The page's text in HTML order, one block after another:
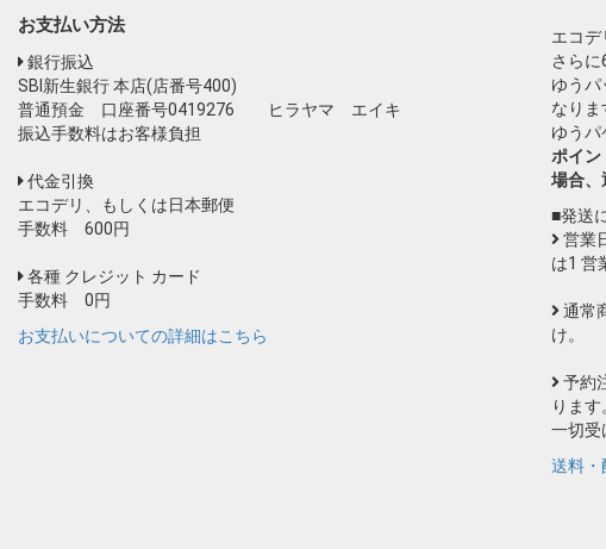
お支払い方法
銀行振込
SBI新生銀行 本店(店番号400)
普通預金 口座番号0419276 ヒラヤマ エイキ
振込手数料はお客様負担
代金引換
エコデリ、もしくは日本郵便
手数料 600円
各種 クレジット カード
手数料 0円
お支払いについての詳細はこちら
エコデ
さら
ゆう
なりま
ゆうパ
ポイ
場合、
■発送
営業
は1 営
通常
け。
予約
りま
一切受
送料・